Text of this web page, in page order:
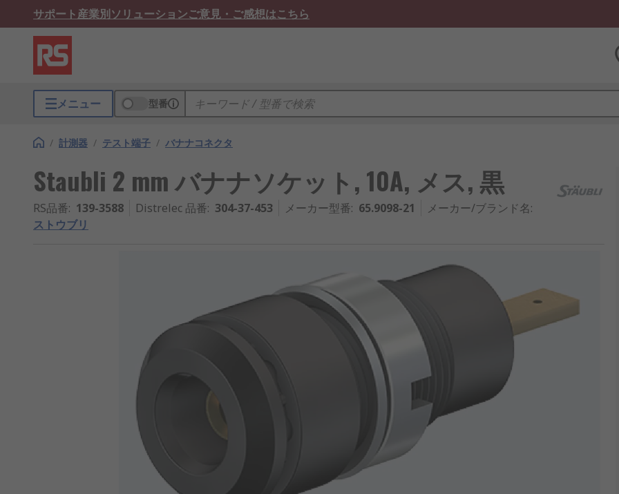
サポート産業別ソリューションご意見・ご感想はこちら
メニュー 型番
/ 計測器 / テスト端子 / バナナコネクタ
Staubli 2 mm バナナソケット, 10A, メス, 黒
RS品番: 139-3588 Distrelec 品番: 304-37-453 メーカー型番: 65.9098-21 メーカー/ブランド名:
ストウブリ